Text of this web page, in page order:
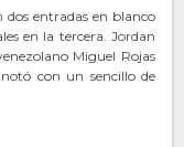
entradas en blanco
en la tercera. Jordan
Miguel Rojas
con un sencillo de